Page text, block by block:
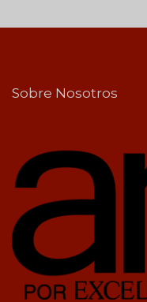
Sobre Nosotros